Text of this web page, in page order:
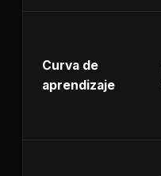
Curva de
aprendizaje